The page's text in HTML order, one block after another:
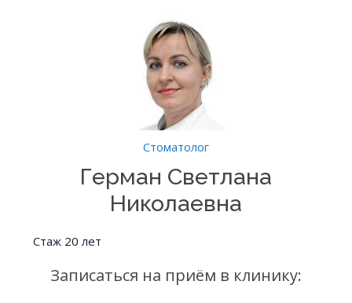
Стоматолог
Герман Светлана
Николаевна
Стаж 20 лет
Записаться на приём в клинику: